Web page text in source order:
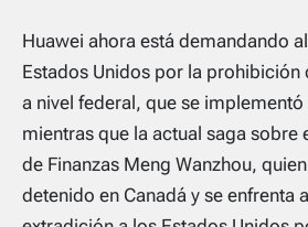
Huawei ahora está demandando
Estados Unidos por la prohibición
a nivel federal, que se
mientras que la actual saga sobre
de Finanzas Meng Wanzhou,
detenido en Canadá y se enfrenta